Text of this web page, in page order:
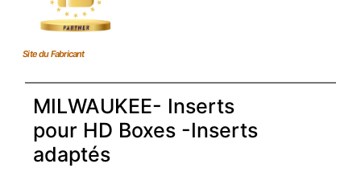
Site du Fabricant
MILWAUKEE- Inserts
pour HD Boxes -Inserts
adaptés